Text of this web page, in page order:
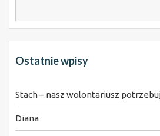
Ostatnie wpisy
Stach – nasz wolontariusz
Diana